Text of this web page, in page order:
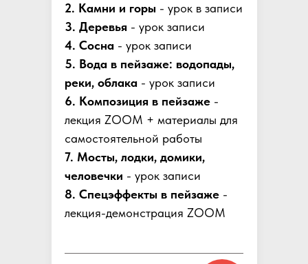
2. Камни и горы - урок в записи
3. Деревья - урок записи
4. Сосна - урок записи
5. Вода в пейзаже: водопады,
реки, облака - урок записи
6. Композиция в пейзаже -
лекция ZOOM + материалы для
самостоятельной работы
7. Мосты, лодки, домики,
человечки - урок записи
8. Спецэффекты в пейзаже -
лекция-демонстрация ZOOM